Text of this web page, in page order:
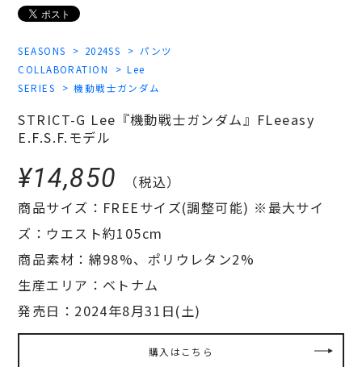
SEASONS 2024SS
パンツ
COLLABORATION
Lee
SERIES
機動戦士ガンダム
STRICT-G Lee『機動戦士ガンダム』FLeeasy
E.F.S.F.モデル
¥14,850
（税込）
商品サイズ：FREEサイズ(調整可能) ※最大サイ
ズ：ウエスト約105cm
商品素材：綿98%、ポリウレタン2%
生産エリア：ベトナム
発売日：2024年8月31日(土)
購入はこちら